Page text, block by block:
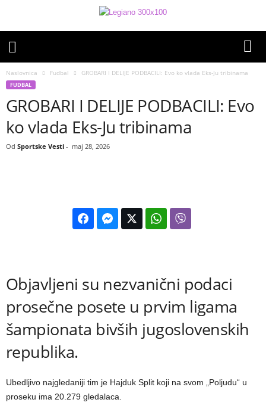
Naslovnica Fudbal GROBARI I DELIJE PODBACILI: Evo ko vlada Eks-Ju tribinama
FUDBAL
GROBARI I DELIJE PODBACILI: Evo
ko vlada Eks-Ju tribinama
Od Sportske Vesti - maj 28, 2026
Objavljeni su nezvanični podaci
prosečne posete u prvim ligama
šampionata bivših jugoslovenskih
republika.
Ubedljivo najgledaniji tim je Hajduk Split koji na svom „Poljudu“ u
proseku ima 20.279 gledalaca.